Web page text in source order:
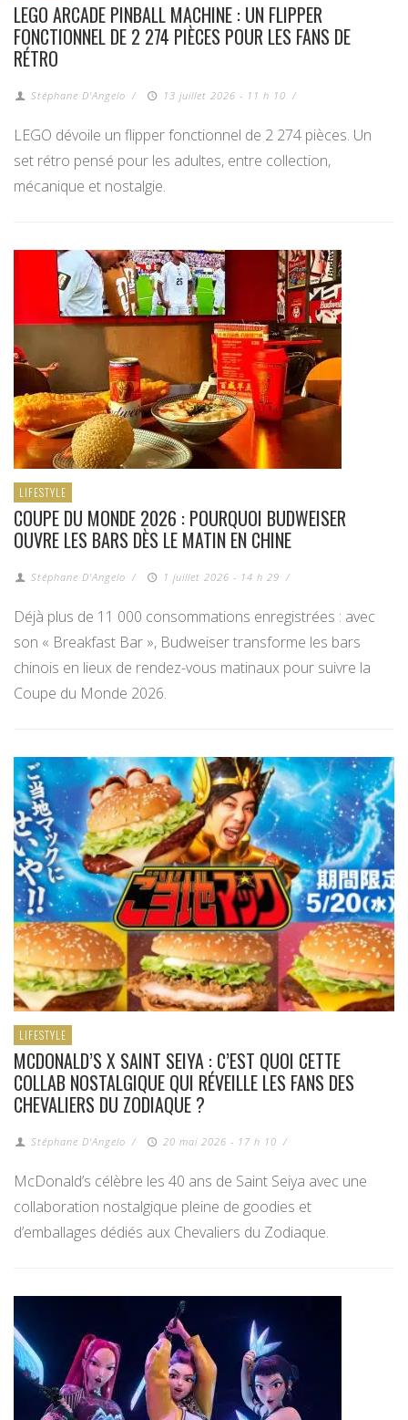
LEGO ARCADE PINBALL MACHINE : UN FLIPPER
FONCTIONNEL DE 2 274 PIÈCES POUR LES FANS DE
RÉTRO
Stéphane D'Angelo / 13 juillet 2026 - 11 h 10 /
LEGO dévoile un flipper fonctionnel de 2 274 pièces. Un
set rétro pensé pour les adultes, entre collection,
mécanique et nostalgie.
LIFESTYLE
COUPE DU MONDE 2026 : POURQUOI BUDWEISER
OUVRE LES BARS DÈS LE MATIN EN CHINE
Stéphane D'Angelo / 1 juillet 2026 - 14 h 29 /
Déjà plus de 11 000 consommations enregistrées : avec
son « Breakfast Bar », Budweiser transforme les bars
chinois en lieux de rendez-vous matinaux pour suivre la
Coupe du Monde 2026.
LIFESTYLE
MCDONALD’S X SAINT SEIYA : C’EST QUOI CETTE
COLLAB NOSTALGIQUE QUI RÉVEILLE LES FANS DES
CHEVALIERS DU ZODIAQUE ?
Stéphane D'Angelo / 20 mai 2026 - 17 h 10 /
McDonald’s célèbre les 40 ans de Saint Seiya avec une
collaboration nostalgique pleine de goodies et
d’emballages dédiés aux Chevaliers du Zodiaque.